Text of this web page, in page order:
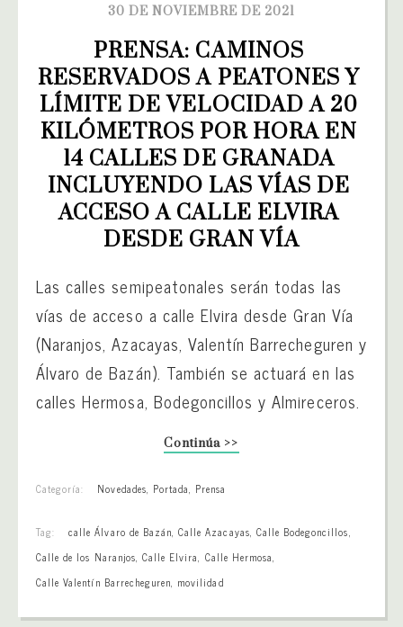
30 DE NOVIEMBRE DE 2021
PRENSA: CAMINOS
RESERVADOS A PEATONES Y
LÍMITE DE VELOCIDAD A 20
KILÓMETROS POR HORA EN
14 CALLES DE GRANADA
INCLUYENDO LAS VÍAS DE
ACCESO A CALLE ELVIRA
DESDE GRAN VÍA
Las calles semipeatonales serán todas las
vías de acceso a calle Elvira desde Gran Vía
(Naranjos, Azacayas, Valentín Barrecheguren y
Álvaro de Bazán). También se actuará en las
calles Hermosa, Bodegoncillos y Almireceros.
Continúa >>
Categoría: Novedades, Portada, Prensa
Tag: calle Álvaro de Bazán,Calle Azacayas, Calle Bodegoncillos,
Calle de los Naranjos, Calle Elvira, Calle Hermosa,
Calle Valentín Barrecheguren, movilidad